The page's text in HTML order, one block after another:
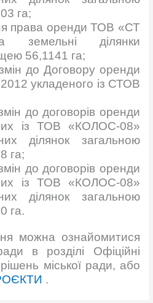
га;
права оренди ТОВ «СТ
земельні ділянки
56,1141 га;
до Договору оренди
укладеного із СТОВ
до договорів оренди
із ТОВ «КОЛОС-08»
ділянок загальною
га;
до договорів оренди
із ТОВ «КОЛОС-08»
ділянок загальною
га.
можна ознайомитися
в розділі Офіційні
міської ради, або
.